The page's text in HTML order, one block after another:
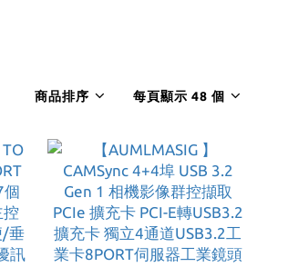
商品排序 每頁顯示 48 個